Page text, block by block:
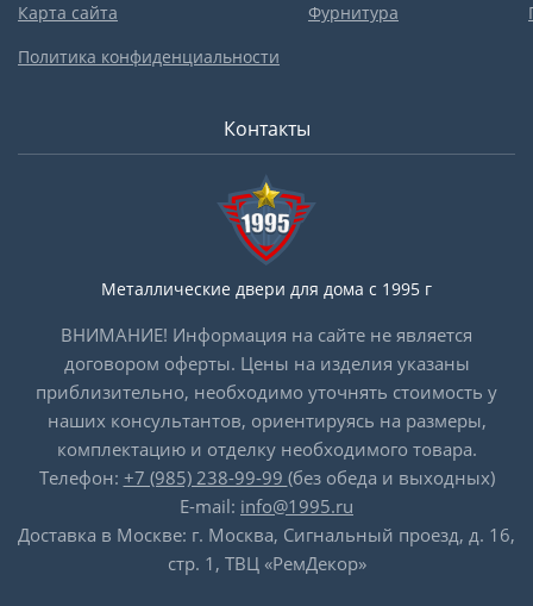
Карта сайта
Политика конфиденциальности
Фурнитура
Контакты
Металлические двери для дома с 1995 г
ВНИМАНИЕ! Информация на сайте не является
договором оферты. Цены на изделия указаны
приблизительно, необходимо уточнять стоимость у
наших консультантов, ориентируясь на размеры,
комплектацию и отделку необходимого товара.
Телефон: +7 (985) 238-99-99 (без обеда и выходных)
E-mail: info@1995.ru
Доставка в Москве: г. Москва, Сигнальный проезд, д. 16,
стр. 1, ТВЦ «РемДекор»